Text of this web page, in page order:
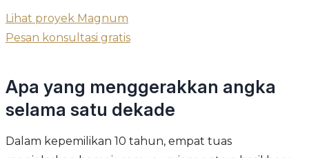
Lihat proyek Magnum
Pesan konsultasi gratis
Apa yang menggerakkan angka
selama satu dekade
Dalam kepemilikan 10 tahun, empat tuas